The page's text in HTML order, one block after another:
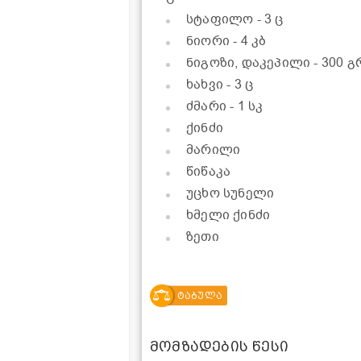
სტაფილო - 3 ც
ნიორი- 4 კბ
ნიგოზი, დაკეპილი- 300
ხახვი- 3 ც
ძმარი- 1 სკ
ქინძი
მარილი
წიწაკა
უცხო სუნელი
ხმელი ქინძი
ზეთი
ტაბულა
მომზადების წესი